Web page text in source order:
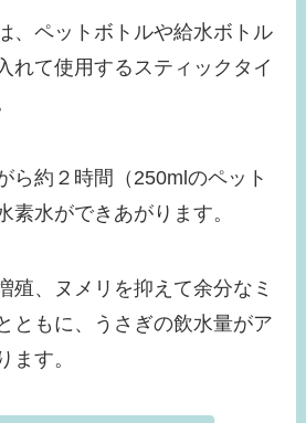
、ペットボトルや給水ボトル
れて使用するスティックタイ
ら約２時間（250mlのペット
素水ができあがります。
殖、ヌメリを抑えて余分なミ
ともに、うさぎの飲水量がア
ます。